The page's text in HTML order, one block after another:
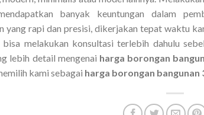
banyak keuntungan dalam
yang rapi dan presisi, dikerjakan tepat waktu
melakukan konsultasi terlebih dahulu
lebih detail mengenai harga borongan
kami sebagai harga borongan bangunan